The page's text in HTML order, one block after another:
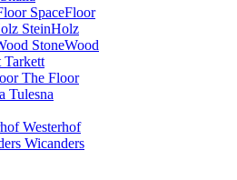
SpaceFloor
SteinHolz
StoneWood
Tarkett
The Floor
Tulesna
Westerhof
Wicanders